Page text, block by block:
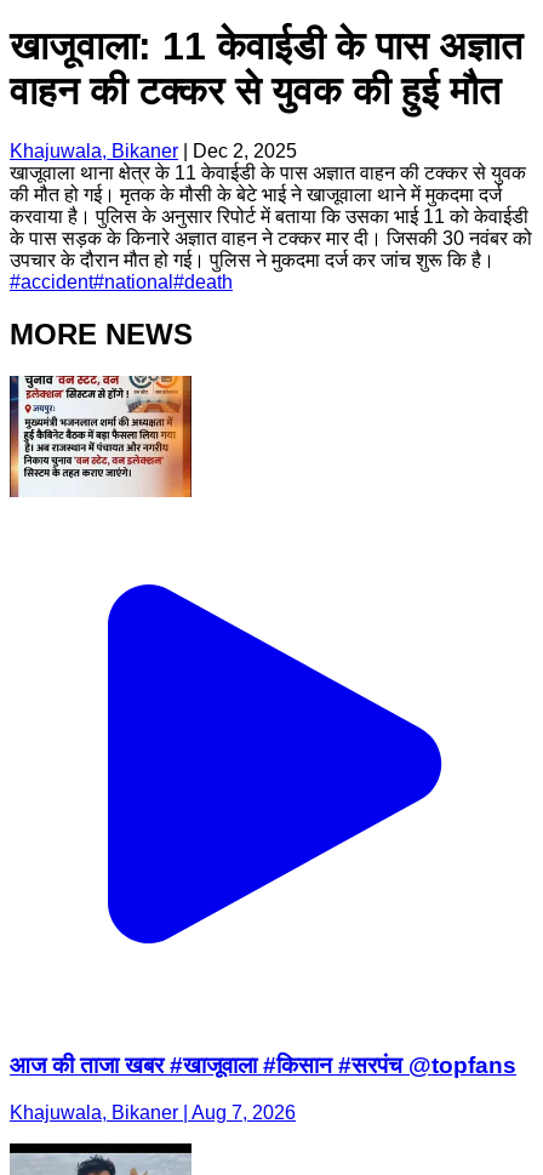
खाजूवाला: 11 केवाईडी के पास अज्ञात
वाहन की टक्कर से युवक की हुई मौत
Khajuwala, Bikaner
Dec 2, 2025
खाजूवाला थाना क्षेत्र के 11 केवाईडी के पास अज्ञात वाहन की टक्कर से युवक
की मौत हो गई। मृतक के मौसी के बेटे भाई ने खाजूवाला थाने में मुकदमा दर्ज
करवाया है। पुलिस के अनुसार रिपोर्ट में बताया कि उसका भाई 11 को केवाईडी
के पास सड़क के किनारे अज्ञात वाहन ने टक्कर मार दी। जिसकी 30 नवंबर को
उपचार के दौरान मौत हो गई। पुलिस ने मुकदमा दर्ज कर जांच शुरू कि है।
#accident#national #death
MORE NEWS
आज की ताजा खबर #खाजूवाला #किसान #सरपंच @topfans
Khajuwala, Bikaner | Aug 7, 2026